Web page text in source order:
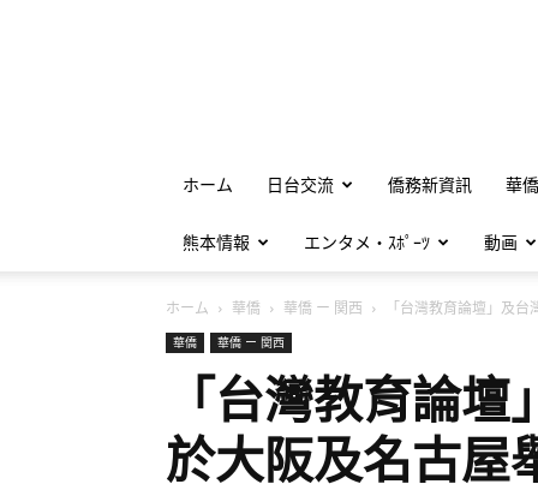
ホーム 日台交流 僑務新資訊 華僑
熊本情報 エンタメ・ｽﾎﾟｰﾂ 動画
ホーム 華僑 華僑 ー 関西 「台灣教育論壇」及台
華僑 華僑 ー 関西
「台灣教育論
於大阪及名古屋